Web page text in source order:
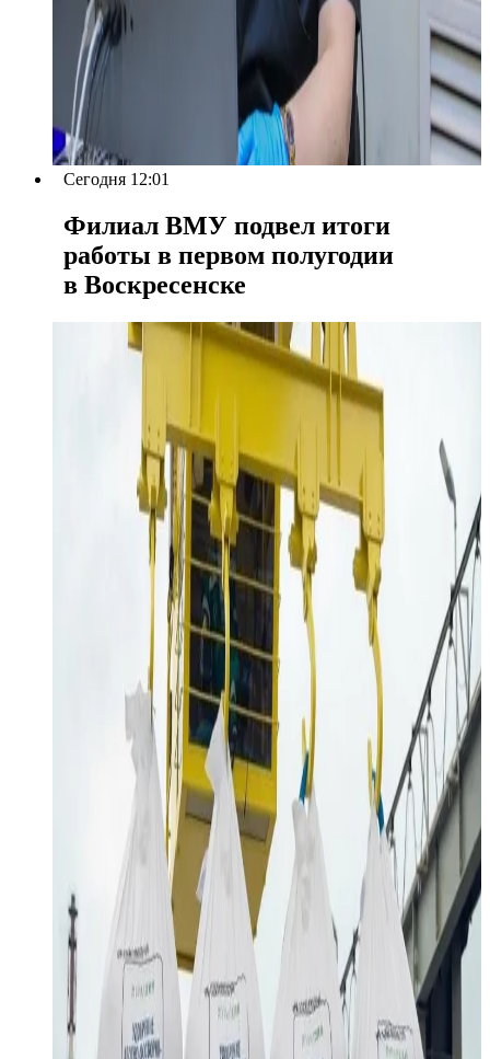
Сегодня 12:01
Филиал ВМУ подвел итоги
работы в первом полугодии
в Воскресенске